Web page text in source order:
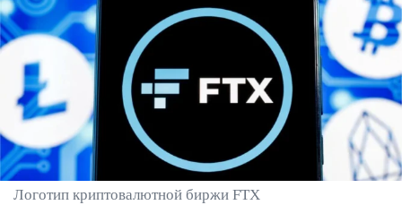
Логотип криптовалютной биржи FTX